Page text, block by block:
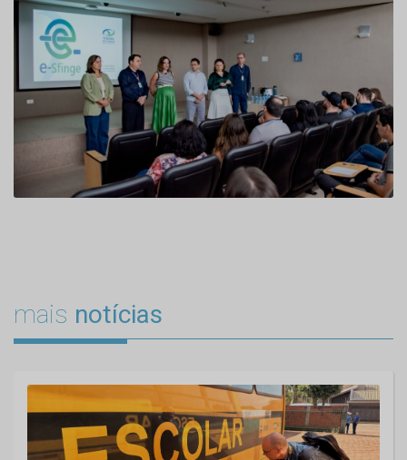
mais notícias